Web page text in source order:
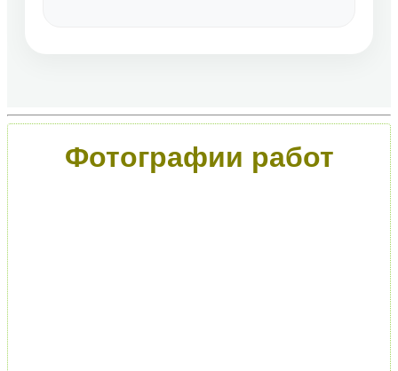
Фотографии работ